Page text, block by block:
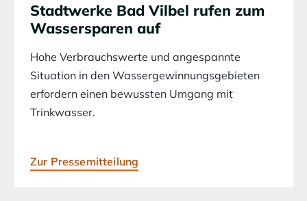
Stadtwerke Bad Vilbel rufen zum
Wassersparen auf
Hohe Verbrauchswerte und angespannte
Situation in den Wassergewinnungsgebieten
erfordern einen bewussten Umgang mit
Trinkwasser.
Zur Pressemitteilung